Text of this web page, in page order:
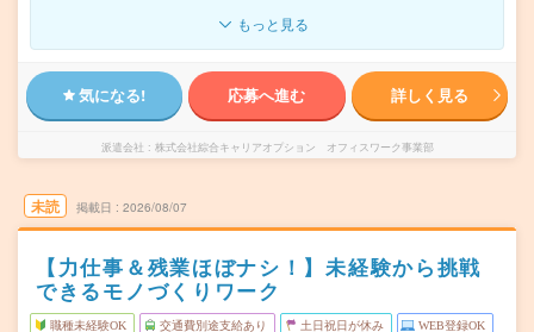
もっと見る
気になる! 応募へ進む 詳しく見る
派遣会社 株式会社綜合キャリアオプション オフィスワーク事業部
未読 掲載日 2026/08/07
【力仕事＆残業ほぼナシ！】未経験から挑戦
できるモノづくりワーク
職種未経験OK 交通費別途支給あり 土日祝日が休み WEB登録OK